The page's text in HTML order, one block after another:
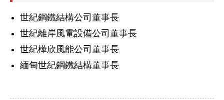
世紀鋼鐵結構公司董事長
世紀離岸風電設備公司董事長
世紀樺欣風能公司董事長
緬甸世紀鋼鐵結構董事長